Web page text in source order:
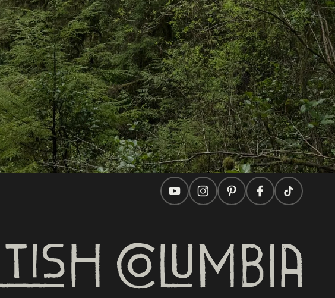
Socios
BC
BC
En este sitio
Ideas de viaje
Consejos Prácticos
Dos países, un viaje